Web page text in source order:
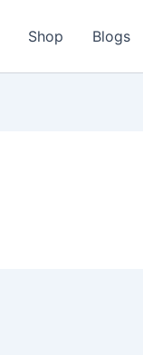
Shop Blogs